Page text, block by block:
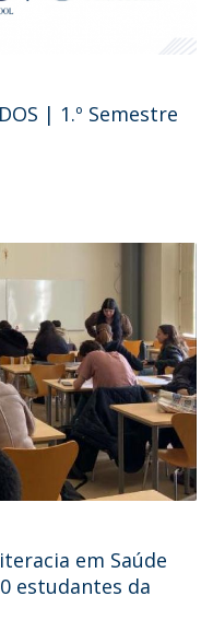
| 1.º Semestre
em Saúde
estudantes da